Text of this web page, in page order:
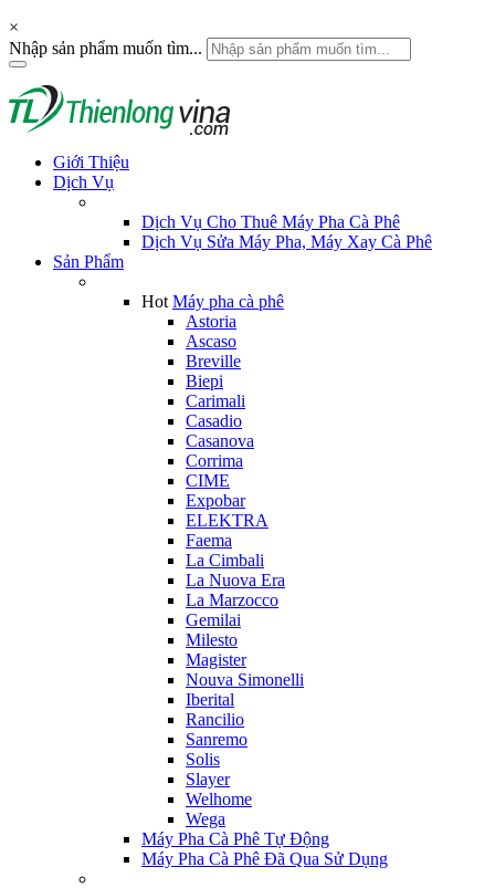
×
Nhập sản phẩm muốn tìm...
Giới Thiệu
Dịch Vụ
Dịch Vụ Cho Thuê Máy Pha Cà Phê
Dịch Vụ Sửa Máy Pha, Máy Xay Cà Phê
Sản Phẩm
Hot Máy pha cà phê
Astoria
Ascaso
Breville
Biepi
Carimali
Casadio
Casanova
Corrima
CIME
Expobar
ELEKTRA
Faema
La Cimbali
La Nuova Era
La Marzocco
Gemilai
Milesto
Magister
Nouva Simonelli
Iberital
Rancilio
Sanremo
Solis
Slayer
Welhome
Wega
Máy Pha Cà Phê Tự Động
Máy Pha Cà Phê Đã Qua Sử Dụng